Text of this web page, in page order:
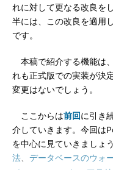
れに対して更なる改良を
半には、この改良を適用
です。
本稿で紹介する機能は
れも正式版での実装が決
変更はないでしょう。
ここからは前回に引き
介していきます。今回は
を中心に見ていきましょう
法
データベースのウォ